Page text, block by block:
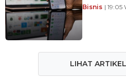
Bisnis | 19:05
LIHAT